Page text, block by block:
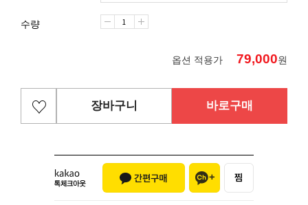
수량
옵션 적용가 79,000원
장바구니 바로구매